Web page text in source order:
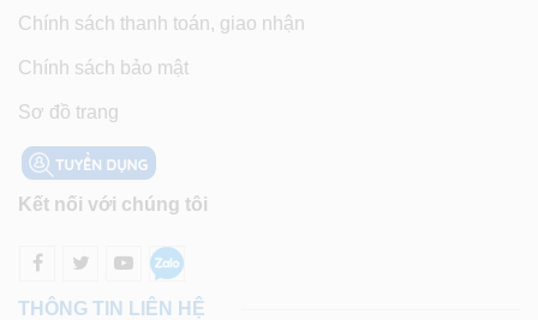
Chính sách thanh toán, giao nhận
Chính sách bảo mật
Sơ đồ trang
Kết nối với chúng tôi
THÔNG TIN LIÊN HỆ